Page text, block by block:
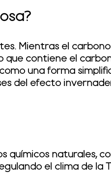
Mientras el
que contiene el
una forma
del efecto
químicos naturales,
el clima de la